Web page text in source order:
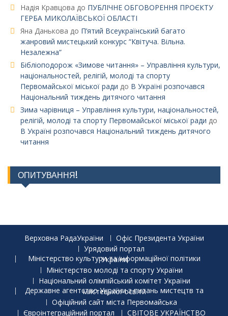
Надія Кравцова до ПУБЛІЧНЕ ОБГОВОРЕННЯ ПРОЄКТУ
ГЕРБА МИКОЛАЇВСЬКОЇ ОБЛАСТІ
Яна Данькова до П’ятий Всеукраїнський багато
жанровий мистецький конкурс “Квітуча. Вільна.
Незалежна”
Бібліоподорож «Зимове читання» – Управління культури,
національностей, релігій, молоді та спорту
Первомайської міської ради до В Україні розпочався
Національний тиждень дитячого читання
Зима чарівниця – Управління культури, національностей,
релігій, молоді та спорту Первомайської міської ради до
В Україні розпочався Національний тиждень дитячого
читання
ОПИТУВАННЯ!
Верховна РадаУкраїни
Офіс Президента України
Урядовий портал
Міністерство культури та інформаційної політики України
Міністерство молоді та спорту України
Національний олімпійський комітет України
Державне агентство України з питань мистецтв та мистецької освіти
Офіційний сайт міста Первомайська
Євроінтеграційний портал
СВІТОВЕ УКРАЇНСТВО